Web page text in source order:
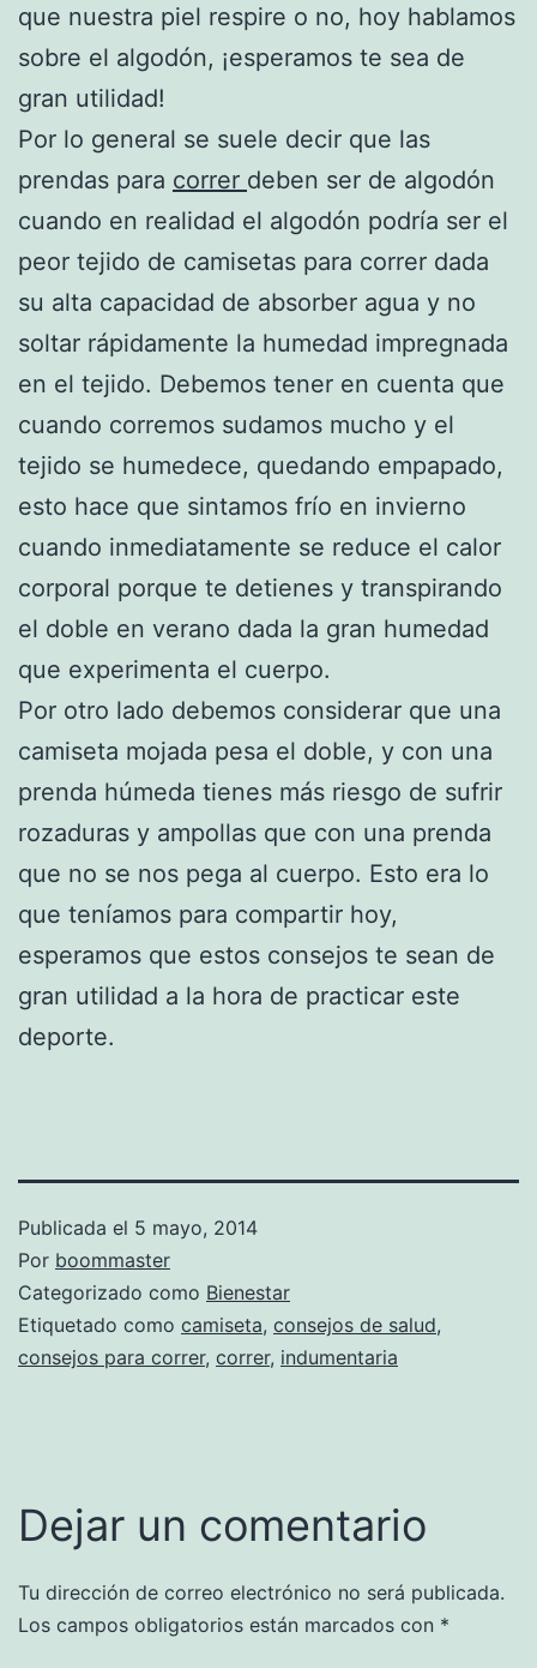
que nuestra piel respire o no, hoy hablamos
sobre el algodón, ¡esperamos te sea de
gran utilidad!
Por lo general se suele decir que las
prendas para correr deben ser de algodón
cuando en realidad el algodón podría ser el
peor tejido de camisetas para correr dada
su alta capacidad de absorber agua y no
soltar rápidamente la humedad impregnada
en el tejido. Debemos tener en cuenta que
cuando corremos sudamos mucho y el
tejido se humedece, quedando empapado,
esto hace que sintamos frío en invierno
cuando inmediatamente se reduce el calor
corporal porque te detienes y transpirando
el doble en verano dada la gran humedad
que experimenta el cuerpo.
Por otro lado debemos considerar que una
camiseta mojada pesa el doble, y con una
prenda húmeda tienes más riesgo de sufrir
rozaduras y ampollas que con una prenda
que no se nos pega al cuerpo. Esto era lo
que teníamos para compartir hoy,
esperamos que estos consejos te sean de
gran utilidad a la hora de practicar este
deporte.
Publicada el 5 mayo, 2014
Por boommaster
Categorizado como Bienestar
Etiquetado como camiseta, consejos de salud,
consejos para correr, correr, indumentaria
Dejar un comentario
Tu dirección de correo electrónico no será publicada.
Los campos obligatorios están marcados con *